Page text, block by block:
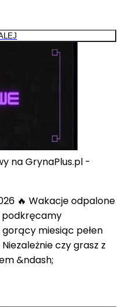
na GrynaPlus.pl -
🔥 Wakacje odpalone
podkręcamy
miesiąc pełen
czy grasz z
&ndash;